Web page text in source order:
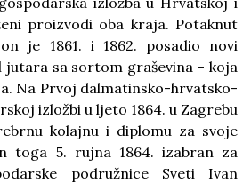
proizvodi oba kraja. Potaknut
je 1861. i 1862. posadio novi
sa sortom graševina – koja
Na Prvoj dalmatinsko-hrvatsko-
izložbi u ljeto 1864. u Zagrebu
kolajnu i diplomu za svoje
toga 5. rujna 1864. izabran za
podružnice Sveti Ivan